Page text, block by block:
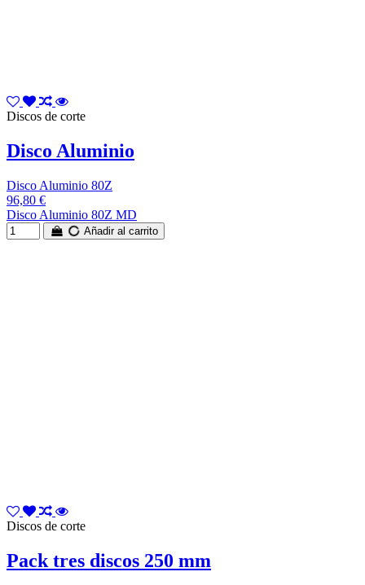
Discos de corte
Disco Aluminio
Disco Aluminio 80Z
96,80 €
Disco Aluminio 80Z MD
Añadir al carrito
Discos de corte
Pack tres discos 250 mm